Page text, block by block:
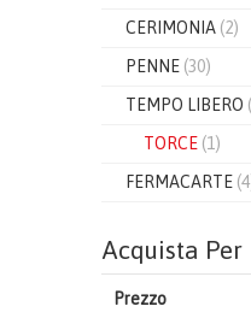
CERIMONIA (2)
PENNE (30)
TEMPO LIBERO
TORCE (1)
FERMACARTE
Acquista Per
Prezzo